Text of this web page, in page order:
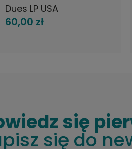
Dues LP USA
60,00 zł
się
się do